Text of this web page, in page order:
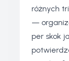
różnych
—
per skok